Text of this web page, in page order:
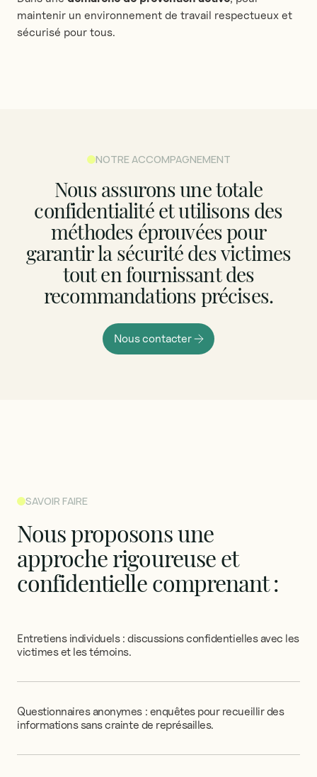
maintenir un environnement de travail respectueux et
sécurisé pour tous.
NOTRE ACCOMPAGNEMENT
Nousassuronsunetotale
confidentialitéetutilisonsdes
méthodes éprouvéespour
garantirlasécuritédesvictimes
toutenfournissantdes
recommandationsprécises.
Nous contacter
SAVOIR FAIRE
Nousproposonsune
approcherigoureuseet
confidentiellecomprenant :
Entretiens individuels : discussionsconfidentielles avec les
victimes et lestémoins.
Questionnairesanonymes : enquêtes pour recueillir des
informationssanscrainte de représailles.